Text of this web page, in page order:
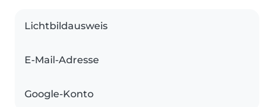
Lichtbildausweis
E-Mail-Adresse
Google-Konto